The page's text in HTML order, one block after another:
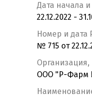
Дата начала
22.12.2022 -
Номер и дата
№ 715 от
ООО "Р-Фарм